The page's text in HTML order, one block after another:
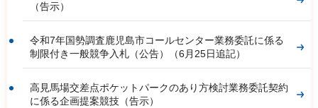
（告示）
令和7年国勢調査鹿児島市コールセンター業務委託に係る
制限付き一般競争入札（公告）（6月25日追記）
高見馬場交差点ポケットパークのあり方検討業務委託契約
に係る企画提案競技（告示）